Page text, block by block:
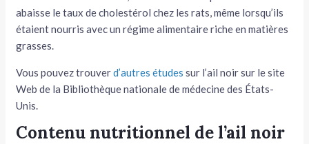
abaisse le taux de cholestérol chez les rats, même lorsqu’ils
étaient nourris avec un régime alimentaire riche en matières
grasses.
Vous pouvez trouverd’autres études sur l’ail noir sur le site
Web de la Bibliothèque nationale de médecine des États-
Unis.
Contenu nutritionnel de l’ail noir